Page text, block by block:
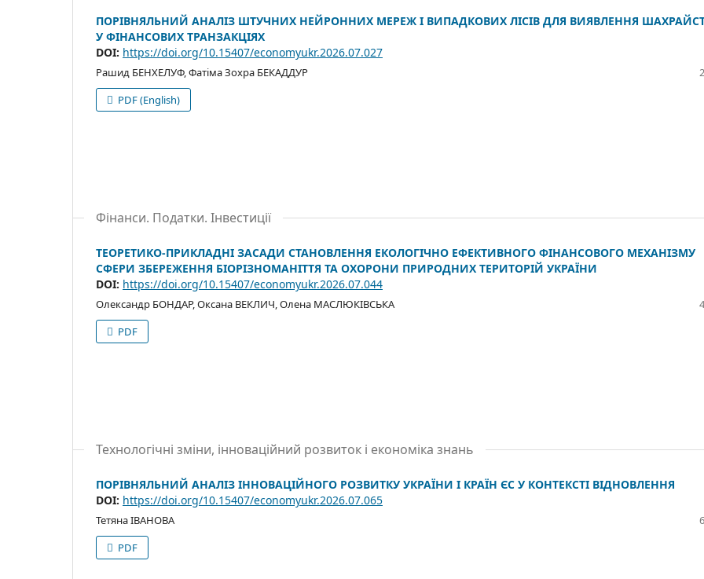
ПОРІВНЯЛЬНИЙ АНАЛІЗ ШТУЧНИХ НЕЙРОННИХ МЕРЕЖ І ВИПАДКОВИХ ЛІСІВ ДЛЯ ВИЯВЛЕННЯ
У ФІНАНСОВИХ ТРАНЗАКЦІЯХ
DOI: https://doi.org/10.15407/economyukr.2026.07.027
Рашид БЕНХЕЛУФ, Фатіма Зохра БЕКАДДУР
PDF (English)
Фінанси. Податки. Інвестиції
ТЕОРЕТИКО-ПРИКЛАДНІ ЗАСАДИ СТАНОВЛЕННЯ ЕКОЛОГІЧНО ЕФЕКТИВНОГО ФІНАНСОВОГО МЕХАНІЗМУ
СФЕРИ ЗБЕРЕЖЕННЯ БІОРІЗНОМАНІТТЯ ТА ОХОРОНИ ПРИРОДНИХ ТЕРИТОРІЙ УКРАЇНИ
DOI: https://doi.org/10.15407/economyukr.2026.07.044
Олександр БОНДАР, Оксана ВЕКЛИЧ, Олена МАСЛЮКІВСЬКА
PDF
Технологічні зміни, інноваційний розвиток і економіка знань
ПОРІВНЯЛЬНИЙ АНАЛІЗ ІННОВАЦІЙНОГО РОЗВИТКУ УКРАЇНИ І КРАЇН ЄС У КОНТЕКСТІ ВІДНОВЛЕННЯ
DOI: https://doi.org/10.15407/economyukr.2026.07.065
Тетяна ІВАНОВА
PDF